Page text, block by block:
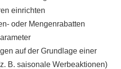
einrichten
oder Mengenrabatten
auf der Grundlage einer
B. saisonale Werbeaktionen)